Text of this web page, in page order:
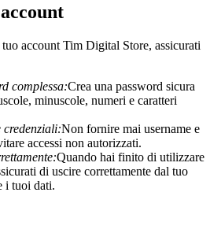
account Tim Digital Store, assicurati
complessa:Crea una password sicura
minuscole, numeri e caratteri
credenziali:Non fornire mai username e
accessi non autorizzati.
Quando hai finito di utilizzare
di uscire correttamente dal tuo
i tuoi dati.